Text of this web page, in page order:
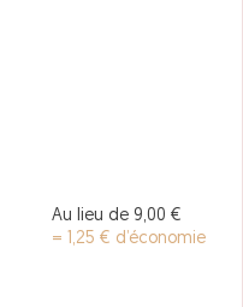
Au lieu de 9,00 €
= 1,25 € d’économie
à partir d'1m20